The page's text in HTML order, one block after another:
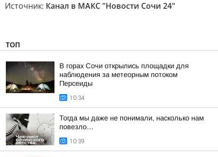
Источник: Канал в МАКС "Новости Сочи 24"
ТОП
В горах Сочи открылись площадки для
наблюдения за метеорным потоком
Персеиды
10:34
Тогда мы даже не понимали, насколько нам
повезло…
10:39